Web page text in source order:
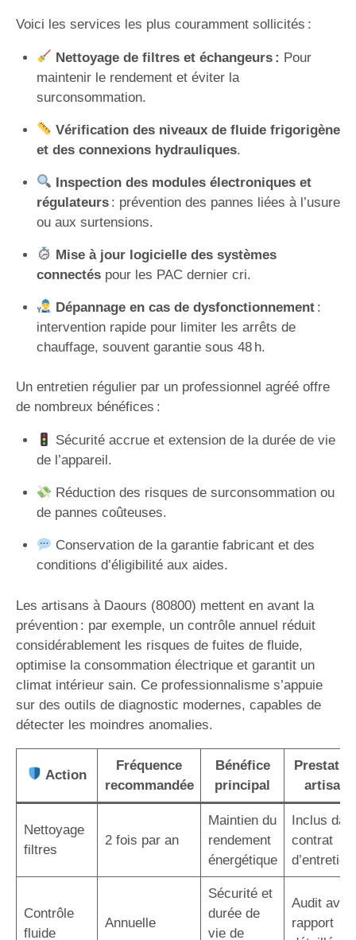
Voici les services les plus couramment sollicités :
Nettoyage de filtres et échangeurs : Pour
maintenir le rendement et éviter la
surconsommation.
Vérification des niveaux de fluide frigorigène
et des connexions hydrauliques.
Inspection des modules électroniques et
régulateurs: prévention des pannes liées à l’usure
ou aux surtensions.
Mise à jour logicielle des systèmes
connectéspour les PAC dernier cri.
Dépannage en cas de dysfonctionnement:
intervention rapide pour limiter les arrêts de
chauffage, souvent garantie sous 48 h.
Un entretien régulier par un professionnel agréé offre
de nombreux bénéfices :
Sécurité accrue et extension de la durée de vie
de l’appareil.
Réduction des risques de surconsommation ou
de pannes coûteuses.
Conservation de la garantie fabricant et des
conditions d’éligibilité aux aides.
Les artisans à Daours (80800) mettent en avant la
prévention : par exemple, un contrôle annuel réduit
considérablement les risques de fuites de fluide,
optimise la consommation électrique et garantit un
climat intérieur sain. Ce professionnalisme s’appuie
sur des outils de diagnostic modernes, capables de
détecter les moindres anomalies.
Action
Fréquence
recommandée
Bénéfice
principal
artisan
Nettoyage
filtres
2 fois par an
Maintien du
rendement
énergétique
Inclus
contrat
d’entretien
Contrôle
fluide
Annuelle
Sécurité et
durée de
vie de
Audit avec
rapport